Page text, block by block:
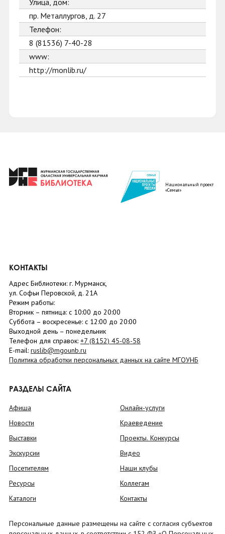
Улица, дом:
пр. Металлургов, д. 27
Телефон:
8 (81536) 7-40-28
www:
http://monlib.ru/
Национальный проект
«Семья»
КОНТАКТЫ
Адрес Библиотеки: г. Мурманск,
ул. Софьи Перовской, д. 21А
Режим работы:
Вторник – пятница: с 10:00 до 20:00
Суббота – воскресенье: c 12:00 до 20:00
Выходной день – понедельник
Телефон для справок: +7 (8152) 45-08-58
E-mail: ruslib@mgounb.ru
Политика обработки персональных данных на сайте МГОУНБ
РАЗДЕЛЫ САЙТА
Афиша
Новости
Выставки
Экскурсии
Посетителям
Ресурсы
Каталоги
Онлайн-услуги
Краеведение
Проекты. Конкурсы
Видео
Наши клубы
Коллегам
Контакты
Персональные данные размещены на сайте с согласия субъектов